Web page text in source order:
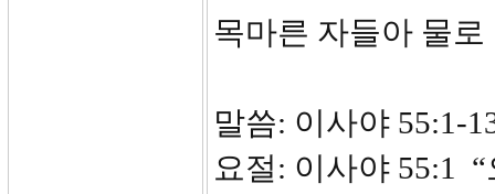
목마른 자들아 물
말씀: 이사야 55:1-
요절: 이사야 55:1